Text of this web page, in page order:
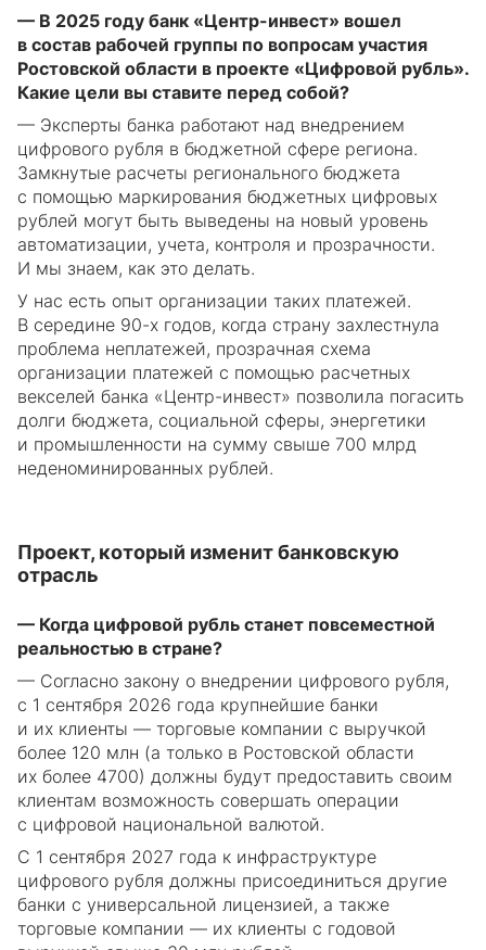
— В 2025 году банк «Центр-инвест» вошел
в состав рабочей группы по вопросам участия
Ростовской области в проекте «Цифровой рубль».
Какие цели вы ставите перед собой?
— Эксперты банка работают над внедрением
цифрового рубля в бюджетной сфере региона.
Замкнутые расчеты регионального бюджета
с помощью маркирования бюджетных цифровых
рублей могут быть выведены на новый уровень
автоматизации, учета, контроля и прозрачности.
И мы знаем, как это делать.
У нас есть опыт организации таких платежей.
В середине 90-х годов, когда страну захлестнула
проблема неплатежей, прозрачная схема
организации платежей с помощью расчетных
векселей банка «Центр-инвест» позволила погасить
долги бюджета, социальной сферы, энергетики
и промышленности на сумму свыше 700 млрд
неденоминированных рублей.
Проект, который изменит банковскую
отрасль
— Когда цифровой рубль станет повсеместной
реальностью в стране?
— Согласно закону о внедрении цифрового рубля,
с 1 сентября 2026 года крупнейшие банки
и их клиенты — торговые компании с выручкой
более 120 млн (а только в Ростовской области
их более 4700) должны будут предоставить своим
клиентам возможность совершать операции
с цифровой национальной валютой.
С 1 сентября 2027 года к инфраструктуре
цифрового рубля должны присоединиться другие
банки с универсальной лицензией, а также
торговые компании — их клиенты с годовой